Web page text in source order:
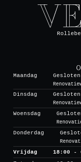
Maandag
Gesloten
Dinsdag
Gesloten
Woensdag
Donderdag
Vrijdag
18:00 -